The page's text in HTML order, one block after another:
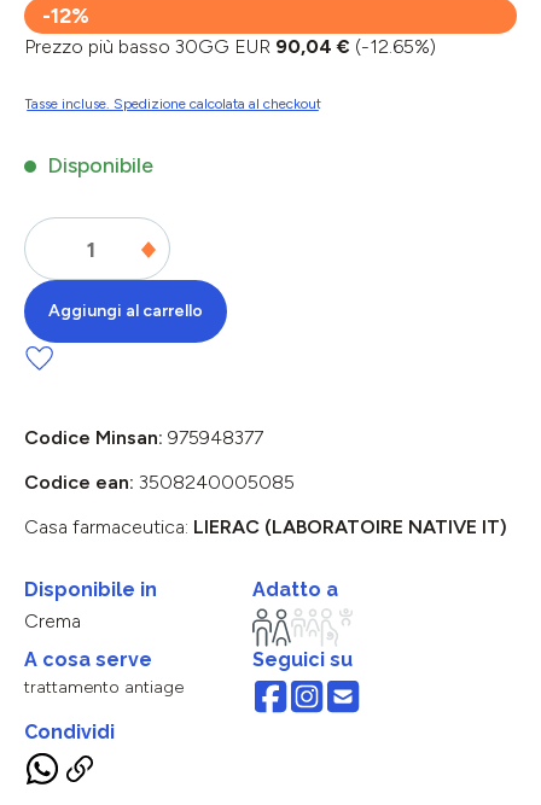
-12%
Prezzo più basso 30GG EUR 90,04 € (-12.65%)
Tasse incluse. Spedizione calcolata al checkout
Disponibile
Aggiungi al carrello
Codice Minsan: 975948377
Codice ean: 3508240005085
Casa farmaceutica: LIERAC (LABORATOIRE NATIVE IT)
Disponibile in
Crema
Adatto a
A cosa serve
trattamento antiage
Seguici su
Condividi